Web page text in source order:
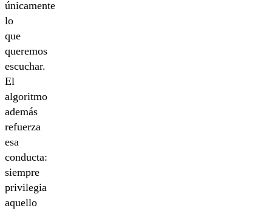
únicamente
lo
que
queremos
escuchar.
El
algoritmo
además
refuerza
esa
conducta:
siempre
privilegia
aquello